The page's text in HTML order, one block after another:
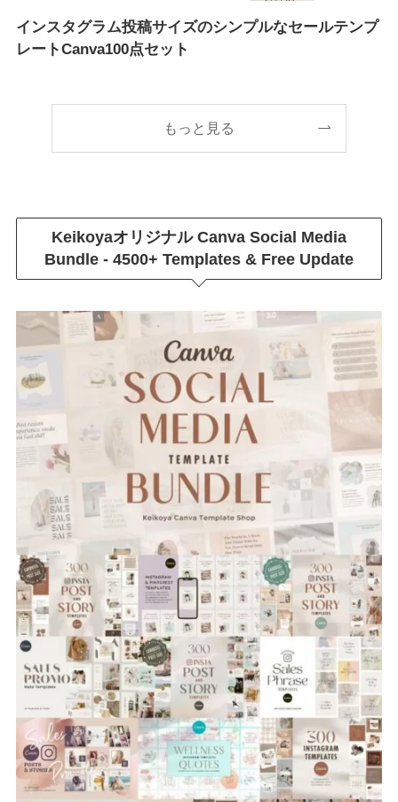
インスタグラム投稿サイズのシンプルなセールテンプ
レートCanva100点セット
もっと見る
Keikoyaオリジナル Canva Social Media
Bundle - 4500+ Templates & Free Update